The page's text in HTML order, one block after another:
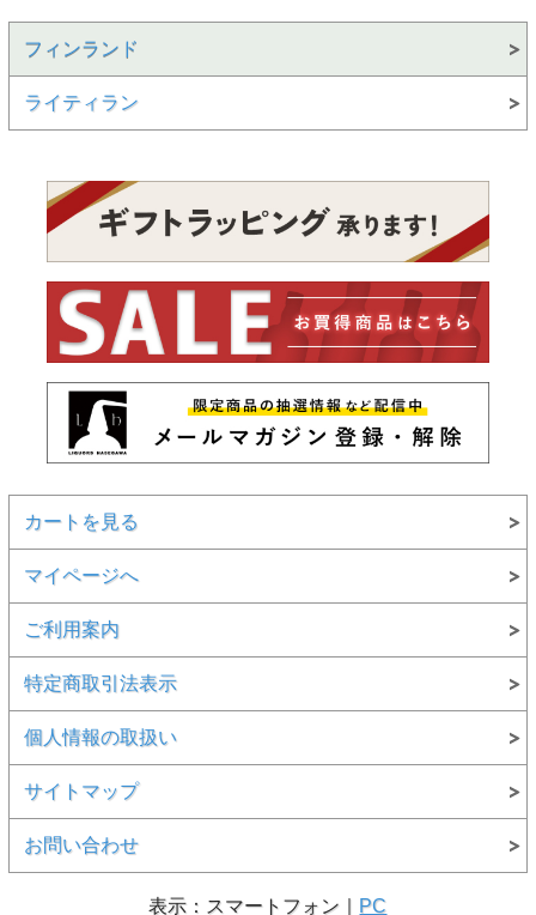
フィンランド
ライティラン
カートを見る
マイページへ
ご利用案内
特定商取引法表示
個人情報の取扱い
サイトマップ
お問い合わせ
表示：スマートフォン｜ PC